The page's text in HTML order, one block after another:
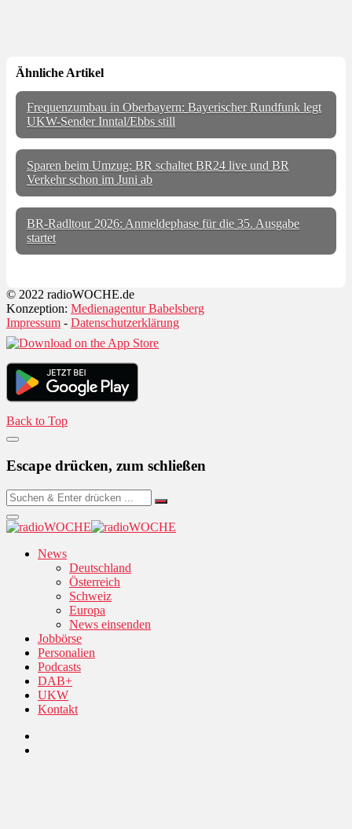
Ähnliche Artikel
Frequenzumbau in Oberbayern: Bayerischer Rundfunk legt
UKW-Sender Inntal/Ebbs still
Sparen beim Umzug: BR schaltet BR24 live und BR
Verkehr schon im Juni ab
BR-Radltour 2026: Anmeldephase für die 35. Ausgabe
startet
© 2022 radioWOCHE.de
Konzeption: Medienagentur Babelsberg
Impressum - Datenschutzerklärung
Back to Top
Escape drücken, zum schließen
News
Deutschland
Österreich
Schweiz
Europa
News einsenden
Jobbörse
Personalien
Podcasts
DAB+
UKW
Kontakt